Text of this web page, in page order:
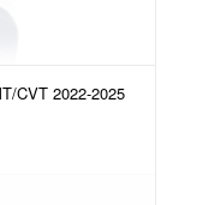
CVT 2022-2025